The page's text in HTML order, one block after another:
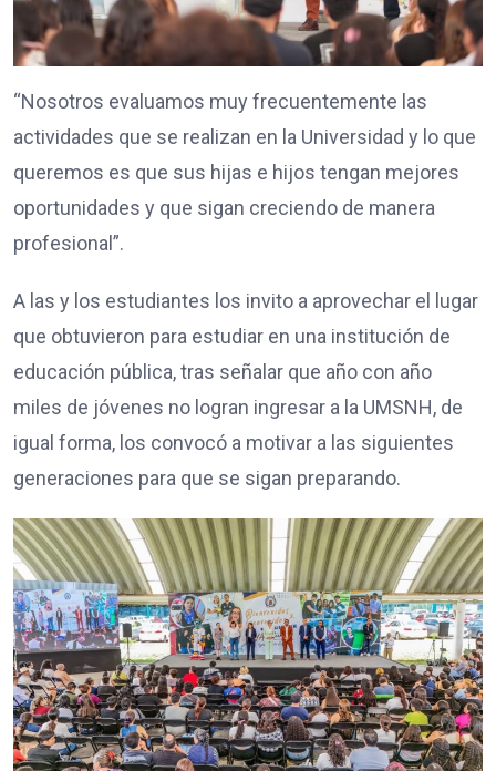
“Nosotros evaluamos muy frecuentemente las
actividades que se realizan en la Universidad y lo que
queremos es que sus hijas e hijos tengan mejores
oportunidades y que sigan creciendo de manera
profesional”.
A las y los estudiantes los invito a aprovechar el lugar
que obtuvieron para estudiar en una institución de
educación pública, tras señalar que año con año
miles de jóvenes no logran ingresar a la UMSNH, de
igual forma, los convocó a motivar a las siguientes
generaciones para que se sigan preparando.